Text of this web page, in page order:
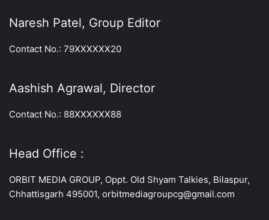
Naresh Patel, Group Editor
Contact No.: 79XXXXXX20
Aashish Agrawal, Director
Contact No.: 88XXXXXX88
Head Office :
ORBIT MEDIA GROUP, Oppt. Old Shyam Talkies, Bilaspur,
Chhattisgarh 495001, orbitmediagroupcg@gmail.com